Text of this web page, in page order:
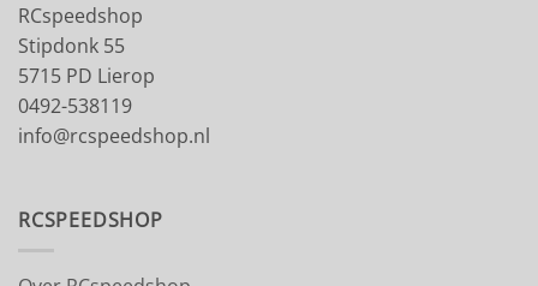
RCspeedshop
Stipdonk 55
5715 PD Lierop
0492-538119
info@rcspeedshop.nl
RCSPEEDSHOP